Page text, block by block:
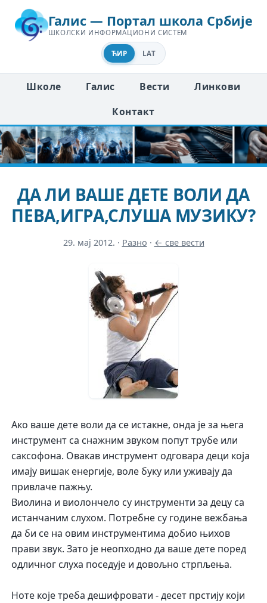
Галис — Портал школа Србије
ШКОЛСКИ ИНФОРМАЦИОНИ СИСТЕМ
ЋИР LAT
Школе Галис Вести
Линкови
Контакт
ДА ЛИ ВАШЕ ДЕТЕ ВОЛИ ДА
ПЕВА,ИГРА,СЛУША МУЗИКУ?
29. мај 2012. · Разно · ← све вести
Ако ваше дете воли да се истакне, онда је за њега
инструмент са снажним звуком попут трубе или
саксофона. Овакав инструмент одговара деци која
имају вишак енергије, воле буку или уживају да
привлаче пажњу.
Виолина и виолончело су инструменти за децу са
истанчаним слухом. Потребне су године вежбања
да би се на овим инструментима добио њихов
прави звук. Зато је неопходно да ваше дете поред
одличног слуха поседује и довољно стрпљења.
Ноте које треба дешифровати - десет прстију који